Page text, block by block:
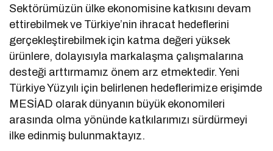
Sektörümüzün ülke ekonomisine katkısını devam
ettirebilmek ve Türkiye’nin ihracat hedeflerini
gerçekleştirebilmek için katma değeri yüksek
ürünlere, dolayısıyla markalaşma çalışmalarına
desteği arttırmamız önem arz etmektedir. Yeni
Türkiye Yüzyılı için belirlenen hedeflerimize erişimde
MESİAD olarak dünyanın büyük ekonomileri
arasında olma yönünde katkılarımızı sürdürmeyi
ilke edinmiş bulunmaktayız.